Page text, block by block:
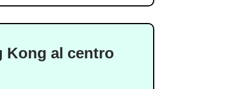
Kong al centro